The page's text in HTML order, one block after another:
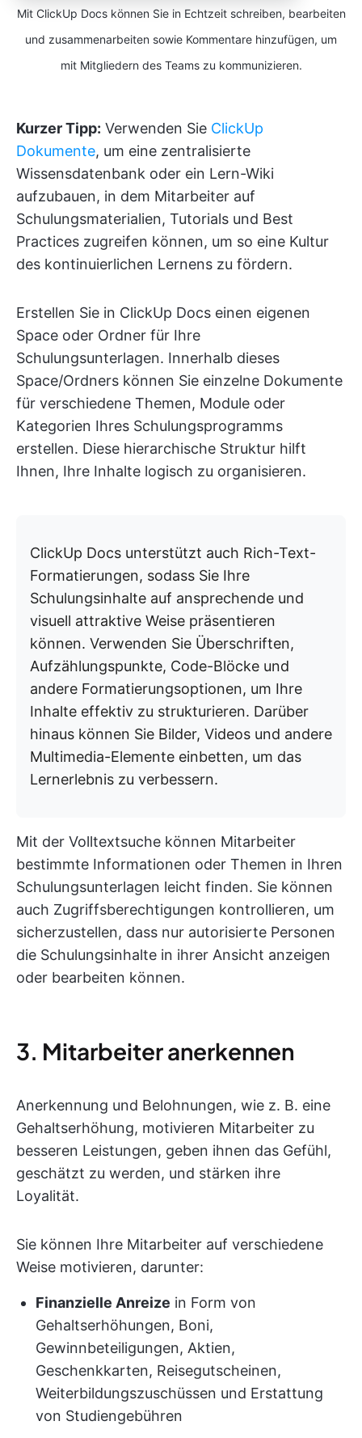
Mit ClickUp Docs können Sie in Echtzeit schreiben, bearbeiten
und zusammenarbeiten sowie Kommentare hinzufügen, um
mit Mitgliedern des Teams zu kommunizieren.
Kurzer Tipp: Verwenden Sie ClickUp
Dokumente, um eine zentralisierte
Wissensdatenbank oder ein Lern-Wiki
aufzubauen, in dem Mitarbeiter auf
Schulungsmaterialien, Tutorials und Best
Practices zugreifen können, um so eine Kultur
des kontinuierlichen Lernens zu fördern.
Erstellen Sie in ClickUp Docs einen eigenen
Space oder Ordner für Ihre
Schulungsunterlagen. Innerhalb dieses
Space/Ordners können Sie einzelne Dokumente
für verschiedene Themen, Module oder
Kategorien Ihres Schulungsprogramms
erstellen. Diese hierarchische Struktur hilft
Ihnen, Ihre Inhalte logisch zu organisieren.
ClickUp Docs unterstützt auch Rich-Text-
Formatierungen, sodass Sie Ihre
Schulungsinhalte auf ansprechende und
visuell attraktive Weise präsentieren
können. Verwenden Sie Überschriften,
Aufzählungspunkte, Code-Blöcke und
andere Formatierungsoptionen, um Ihre
Inhalte effektiv zu strukturieren. Darüber
hinaus können Sie Bilder, Videos und andere
Multimedia-Elemente einbetten, um das
Lernerlebnis zu verbessern.
Mit der Volltextsuche können Mitarbeiter
bestimmte Informationen oder Themen in Ihren
Schulungsunterlagen leicht finden. Sie können
auch Zugriffsberechtigungen kontrollieren, um
sicherzustellen, dass nur autorisierte Personen
die Schulungsinhalte in ihrer Ansicht anzeigen
oder bearbeiten können.
3. Mitarbeiter anerkennen
Anerkennung und Belohnungen, wie z. B. eine
Gehaltserhöhung, motivieren Mitarbeiter zu
besseren Leistungen, geben ihnen das Gefühl,
geschätzt zu werden, und stärken ihre
Loyalität.
Sie können Ihre Mitarbeiter auf verschiedene
Weise motivieren, darunter:
Finanzielle Anreize in Form von
Gehaltserhöhungen, Boni,
Gewinnbeteiligungen, Aktien,
Geschenkkarten, Reisegutscheinen,
Weiterbildungszuschüssen und Erstattung
von Studiengebühren